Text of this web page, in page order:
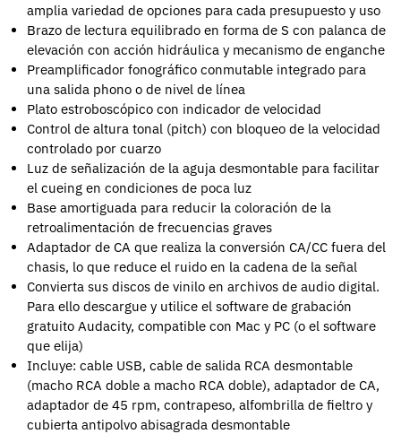
amplia variedad de opciones para cada presupuesto y uso
Brazo de lectura equilibrado en forma de S con palanca de
elevación con acción hidráulica y mecanismo de enganche
Preamplificador fonográfico conmutable integrado para
una salida phono o de nivel de línea
Plato estroboscópico con indicador de velocidad
Control de altura tonal (pitch) con bloqueo de la velocidad
controlado por cuarzo
Luz de señalización de la aguja desmontable para facilitar
el cueing en condiciones de poca luz
Base amortiguada para reducir la coloración de la
retroalimentación de frecuencias graves
Adaptador de CA que realiza la conversión CA/CC fuera del
chasis, lo que reduce el ruido en la cadena de la señal
Convierta sus discos de vinilo en archivos de audio digital.
Para ello descargue y utilice el software de grabación
gratuito Audacity, compatible con Mac y PC (o el software
que elija)
Incluye: cable USB, cable de salida RCA desmontable
(macho RCA doble a macho RCA doble), adaptador de CA,
adaptador de 45 rpm, contrapeso, alfombrilla de fieltro y
cubierta antipolvo abisagrada desmontable